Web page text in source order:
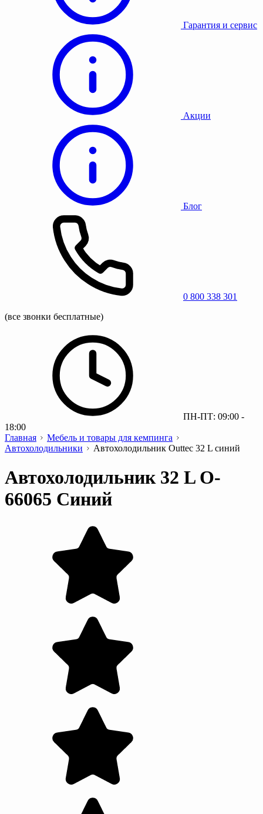
Гарантия и сервис
Акции
Блог
0 800 338 301
(все звонки бесплатные)
ПН-ПТ: 09:00 -
18:00
Главная
Мебель и товары для кемпинга
Автохолодильники
Автохолодильник Outtec 32 L синий
Автохолодильник 32 L O-
66065 Синий